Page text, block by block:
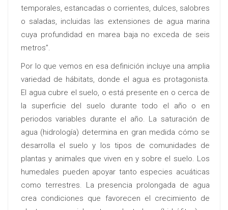
temporales, estancadas o corrientes, dulces, salobres
o saladas, incluidas las extensiones de agua marina
cuya profundidad en marea baja no exceda de seis
metros”.
Por lo que vemos en esa definición incluye una amplia
variedad de hábitats, donde el agua es protagonista.
El agua cubre el suelo, o está presente en o cerca de
la superficie del suelo durante todo el año o en
periodos variables durante el año. La saturación de
agua (hidrología) determina en gran medida cómo se
desarrolla el suelo y los tipos de comunidades de
plantas y animales que viven en y sobre el suelo. Los
humedales pueden apoyar tanto especies acuáticas
como terrestres. La presencia prolongada de agua
crea condiciones que favorecen el crecimiento de